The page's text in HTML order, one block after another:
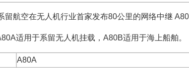
留航空在无人机行业首家发布80公里的网络中继
适用于系留无人机挂载，A80B适用于海上船舶。
A80A